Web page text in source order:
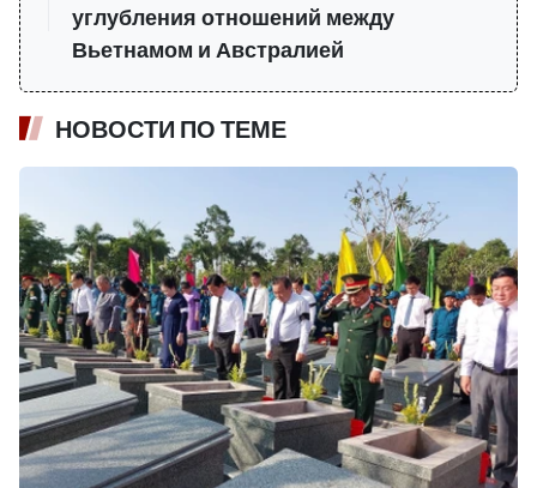
углубления отношений между
Вьетнамом и Австралией
НОВОСТИ ПО ТЕМЕ